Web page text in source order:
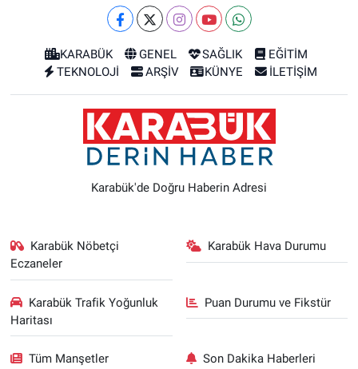
KARABÜK GENEL SAĞLIK
EĞİTİM
TEKNOLOJİ
ARŞİV KÜNYE İLETİŞİM
Karabük'de Doğru Haberin Adresi
Karabük Nöbetçi
Eczaneler
Karabük Hava Durumu
Karabük Trafik Yoğunluk
Haritası
Puan Durumu ve Fikstür
Tüm Manşetler Son Dakika Haberleri